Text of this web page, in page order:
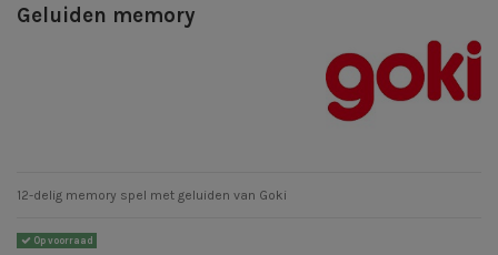
Geluiden memory
12-delig memory spel met geluiden van Goki
Op voorraad